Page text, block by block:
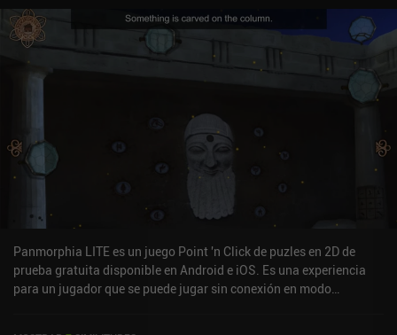
Panmorphia LITE es un juego Point 'n Click de puzles en 2D de
prueba gratuita disponible en Android e iOS. Es una experiencia
para un jugador que se puede jugar sin conexión en modo